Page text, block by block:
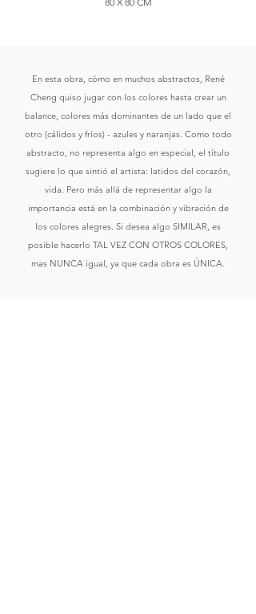
En esta obra, cómo en muchos abstractos, René
Cheng quiso jugar con los colores hasta crear un
balance, colores más dominantes de un lado que el
otro (cálidos y fríos) - azules y naranjas. Como todo
abstracto, no representa algo en especial, el título
sugiere lo que sintió el artista: latidos del corazón,
vida. Pero más allá de representar algo la
importancia está en la combinación y vibración de
los colores alegres. Si desea algo SIMILAR, es
posible hacerlo TAL VEZ CON OTROS COLORES,
mas NUNCA igual, ya que cada obra es ÚNICA.